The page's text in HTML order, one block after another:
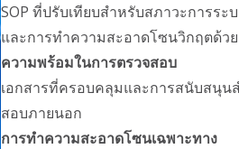
SOP ที่ปรับเทียบสําหรับสภาวะการระ
และการทําความสะอาดโซนวิกฤตด้ว
ความพร้อมในการตรวจสอบ
เอกสารที่ครอบคลุมและการสนับสนุน
สอบภายนอก
การทําความสะอาดโซนเฉพาะทาง